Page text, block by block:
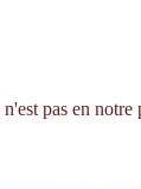
pas en